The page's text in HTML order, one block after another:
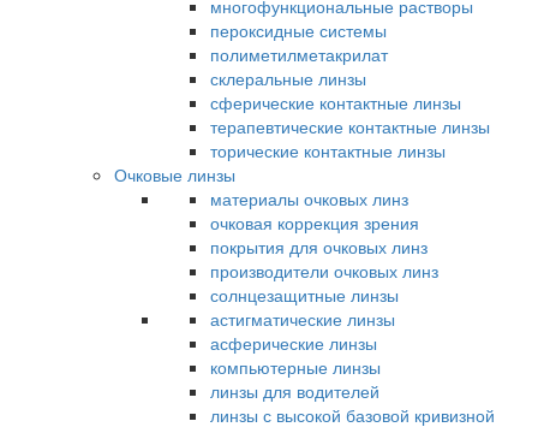
многофункциональные растворы
пероксидные системы
полиметилметакрилат
склеральные линзы
сферические контактные линзы
терапевтические контактные линзы
торические контактные линзы
Очковые линзы
материалы очковых линз
очковая коррекция зрения
покрытия для очковых линз
производители очковых линз
солнцезащитные линзы
астигматические линзы
асферические линзы
компьютерные линзы
линзы для водителей
линзы с высокой базовой кривизной